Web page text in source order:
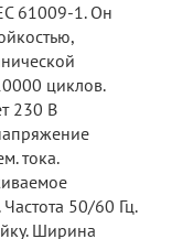
61009-1. Он
циклов.
230 В
тока.
50/60 Гц.
Ширина